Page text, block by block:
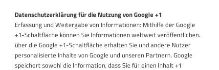
Datenschutzerklärung für die Nutzung von Google +1
Erfassung und Weitergabe von Informationen: Mithilfe der Google
+1-Schaltfläche können Sie Informationen weltweit veröffentlichen.
über die Google +1-Schaltfläche erhalten Sie und andere Nutzer
personalisierte Inhalte von Google und unseren Partnern. Google
speichert sowohl die Information, dass Sie für einen Inhalt +1